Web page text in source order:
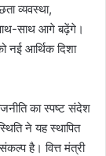
व्यवस्था,
साथ आगे बढ़ेंगे।
नई आर्थिक दिशा
का स्पष्ट संदेश
ने यह स्थापित
है। वित्त मंत्री